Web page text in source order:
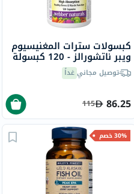
كبسولات سترات المغنيسيوم
ويبر ناتشورالز - 120 كبسولة
توصيل مجانيغداً
86.25
115
30% خصم